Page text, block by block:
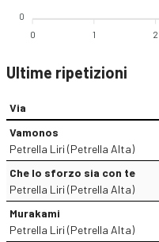
0
0 1 2
Ultime ripetizioni
Via
Vamonos
Petrella Liri (Petrella Alta)
Che lo sforzo sia con te
Petrella Liri (Petrella Alta)
Murakami
Petrella Liri (Petrella Alta)